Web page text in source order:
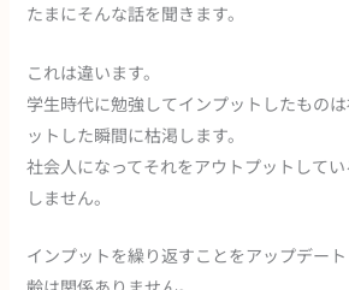
たまにそんな話を聞きます。
これは違います。
学生時代に勉強してインプットしたもの
ットした瞬間に枯渇します。
社会人になってそれをアウトプットして
しません。
インプットを繰り返すことをアップデー